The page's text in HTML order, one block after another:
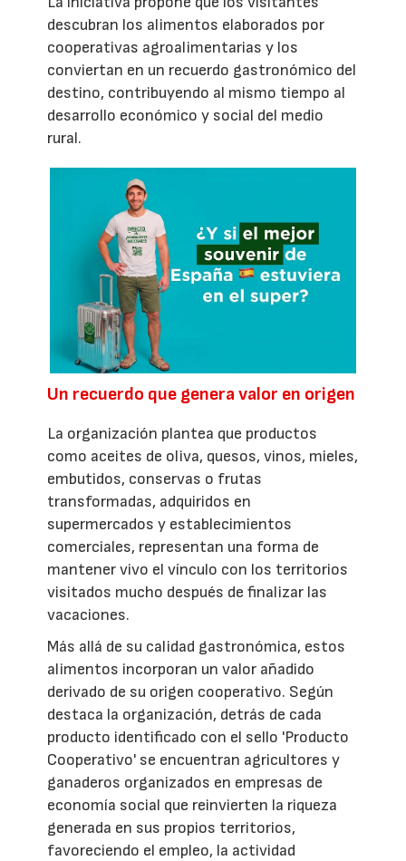
descubran los alimentos elaborados por
cooperativas agroalimentarias y los
conviertan en un recuerdo gastronómico del
destino, contribuyendo al mismo tiempo al
desarrollo económico y social del medio
rural.
Un recuerdo que genera valor en origen
La organización plantea que productos
como aceites de oliva, quesos, vinos, mieles,
embutidos, conservas o frutas
transformadas, adquiridos en
supermercados y establecimientos
comerciales, representan una forma de
mantener vivo el vínculo con los territorios
visitados mucho después de finalizar las
vacaciones.
Más allá de su calidad gastronómica, estos
alimentos incorporan un valor añadido
derivado de su origen cooperativo. Según
destaca la organización, detrás de cada
producto identificado con el sello 'Producto
Cooperativo' se encuentran agricultores y
ganaderos organizados en empresas de
economía social que reinvierten la riqueza
generada en sus propios territorios,
favoreciendo el empleo, la actividad